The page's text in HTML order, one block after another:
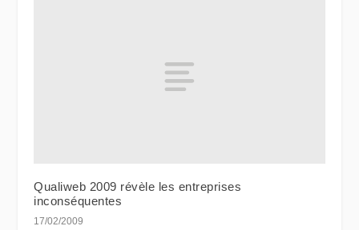
Qualiweb 2009 révèle les entreprises
inconséquentes
17/02/2009